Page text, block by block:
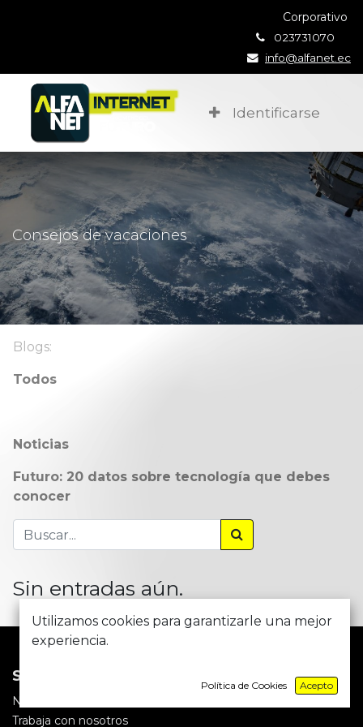
Corporativo
023731070
info@alfanet.ec
Identificarse
Consejos de vacaciones
Blogs:
Todos
Noticias
Futuro: 20 datos sobre tecnología que debes
conocer
Sin entradas aún.
Sobre nosotros
Nuestra misión
Trabaja con nosotros
Utilizamos cookies para garantizarle una mejor
experiencia.
Política de Cookies Acepto